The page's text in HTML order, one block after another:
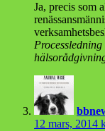
Ja, precis som
12 mars, 2014